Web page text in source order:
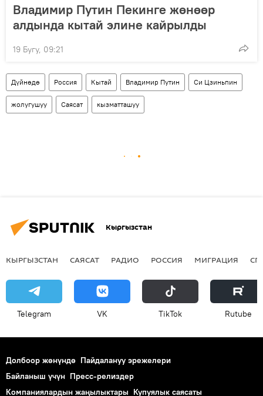
Владимир Путин Пекинге жөнөөр
алдында кытай элине кайрылды
19 Бугу, 09:21
Дүйнөдө Россия Кытай Владимир Путин Си Цзиньпин
жолугушуу Саясат кызматташуу
Кыргызстан
КЫРГЫЗСТАН САЯСАТ РАДИО РОССИЯ МИГРАЦИЯ
Telegram VK ТikТоk Rutube
Долбоор жөнүндө Пайдалануу эрежелери
Байланыш үчүн Пресс-релиздер
Компаниялардын жаңылыктары Купуялык саясаты